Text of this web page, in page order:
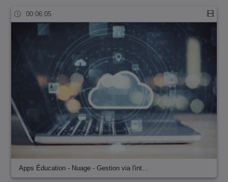
00:06:05
Apps Éducation - Nuage - Gestion via l'int…